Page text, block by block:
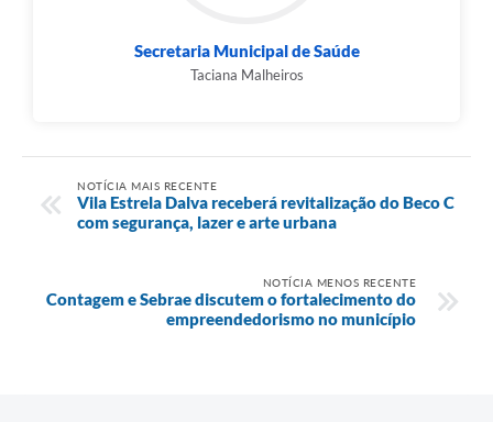
Secretaria Municipal de Saúde
Taciana Malheiros
NOTÍCIA MAIS RECENTE
Vila Estrela Dalva receberá revitalização do Beco C
com segurança, lazer e arte urbana
NOTÍCIA MENOS RECENTE
Contagem e Sebrae discutem o fortalecimento do
empreendedorismo no município